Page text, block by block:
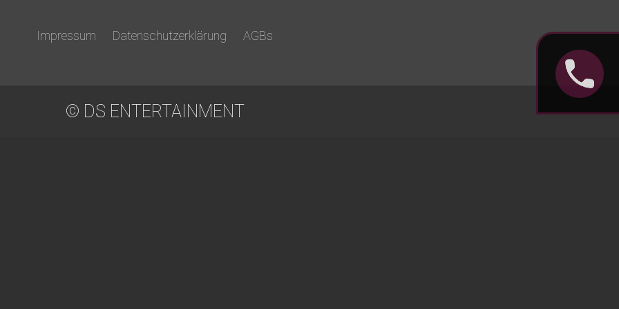
Impressum Datenschutzerklärung AGBs
© DS ENTERTAINMENT